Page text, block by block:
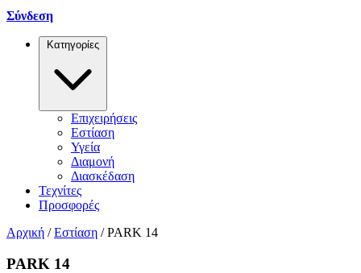
Σύνδεση
Κατηγορίες
Επιχειρήσεις
Εστίαση
Υγεία
Διαμονή
Διασκέδαση
Τεχνίτες
Προσφορές
Αρχική / Εστίαση / PARK 14
PARK 14